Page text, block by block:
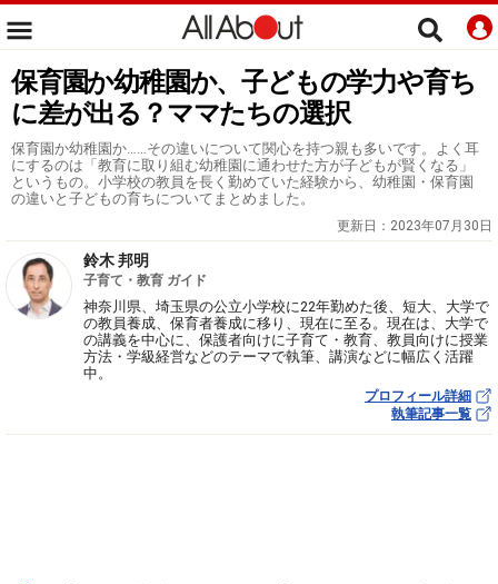
保育園か幼稚園か、子どもの学力や育ち
に差が出る？ママたちの選択
保育園か幼稚園か……その違いについて関心を持つ親も多いです。よく耳
にするのは「教育に取り組む幼稚園に通わせた方が子どもが賢くなる」
というもの。小学校の教員を長く勤めていた経験から、幼稚園・保育園
の違いと子どもの育ちについてまとめました。
更新日： 2023年07月30日
鈴木 邦明
子育て・教育 ガイド
神奈川県、埼玉県の公立小学校に22年勤めた後、短大、大学で
の教員養成、保育者養成に移り、現在に至る。現在は、大学で
の講義を中心に、保護者向けに子育て・教育、教員向けに授業
方法・学級経営などのテーマで執筆、講演などに幅広く活躍
中。
プロフィール詳細
執筆記事一覧